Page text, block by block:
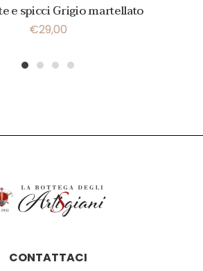
e spicci Grigio martellato
€29,00
CONTATTACI